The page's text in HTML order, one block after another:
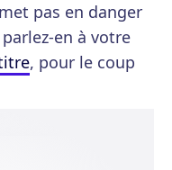
pas en danger
en à votre
, pour le coup